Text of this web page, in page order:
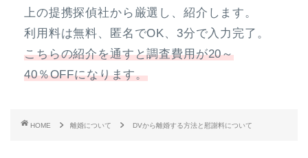
上の提携探偵社から厳選し、紹介します。
利用料は無料、匿名でOK、3分で入力完了。
こちらの紹介を通すと調査費用が20～
40％OFFになります。
HOME 離婚について DVから離婚する方法と慰謝料について